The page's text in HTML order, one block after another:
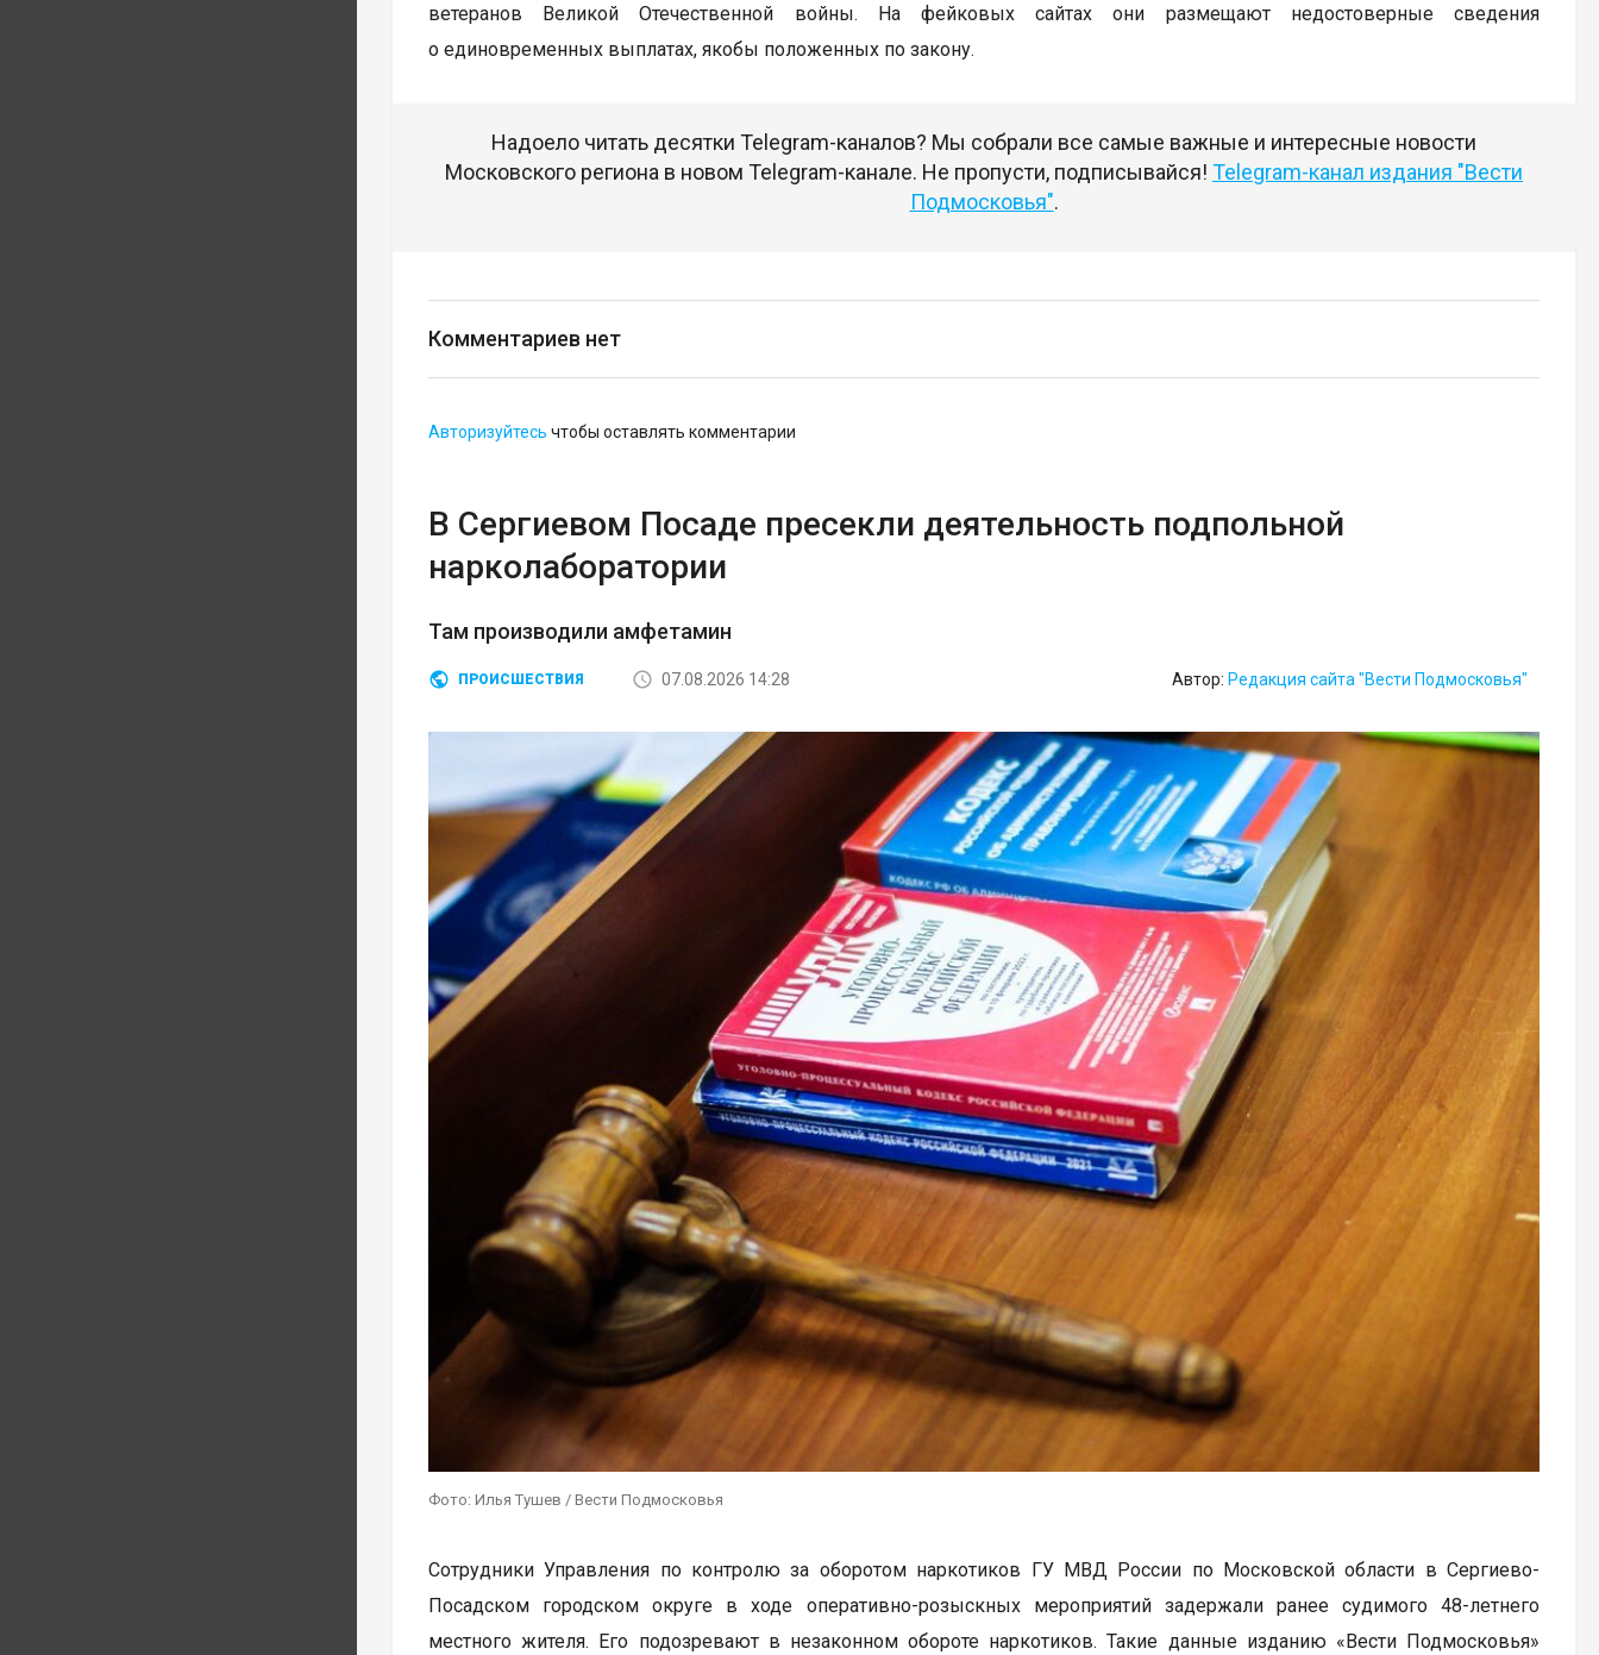
ветеранов Великой Отечественной войны. На фейковых сайтах они размещают недостоверные сведения
о единовременных выплатах, якобы положенных по закону.
Надоело читать десятки Telegram-каналов? Мы собрали все самые важные и интересные новости
Московского региона в новом Telegram-канале. Не пропусти, подписывайся! Telegram-канал издания "Вести
Подмосковья".
Комментариев нет
Авторизуйтесь чтобы оставлять комментарии
В Сергиевом Посаде пресекли деятельность подпольной
нарколаборатории
Там производили амфетамин
ПРОИСШЕСТВИЯ 07.08.2026 14:28 Автор: Редакция сайта "Вести Подмосковья"
Фото: Илья Тушев / Вести Подмосковья
Сотрудники Управления по контролю за оборотом наркотиков ГУ МВД России по Московской области в Сергиево-
Посадском городском округе в ходе оперативно-розыскных мероприятий задержали ранее судимого 48-летнего
местного жителя. Его подозревают в незаконном обороте наркотиков. Такие данные изданию «Вести Подмосковья»